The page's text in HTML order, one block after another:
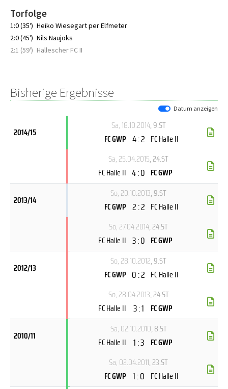
Torfolge
1:0 (35') Heiko Wiesegart per Elfmeter
2:0 (45') Nils Naujoks
2:1 (59') Hallescher FC II
Bisherige Ergebnisse
Datum anzeigen
2014/15
Sa, 18.10.2014, 9.ST
FC GWP 4 : 2 FC Halle II
Sa, 25.04.2015, 24.ST
FC Halle II 4 : 0 FC GWP
2013/14
So, 20.10.2013, 9.ST
FC GWP 2 : 2 FC Halle II
So, 27.04.2014, 24.ST
FC Halle II 3 : 0 FC GWP
2012/13
So, 28.10.2012, 9.ST
FC GWP 0 : 2 FC Halle II
So, 28.04.2013, 24.ST
FC Halle II 3 : 1 FC GWP
2010/11
Sa, 02.10.2010, 8.ST
FC Halle II 1 : 3 FC GWP
Sa, 02.04.2011, 23.ST
FC GWP 1 : 0 FC Halle II